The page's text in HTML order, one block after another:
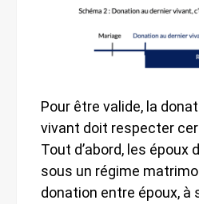
Pour être valide, la
vivant doit respecter
Tout d’abord, les époux
sous un régime
donation entre époux, à